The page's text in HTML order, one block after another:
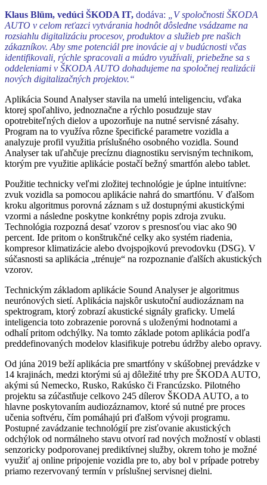
Klaus Blüm, vedúci ŠKODA IT, dodáva:
„V spoločnosti ŠKODA
AUTO v celom reťazci vytvárania hodnôt dôsledne vsádzame na
rozsiahlu digitalizáciu procesov, produktov a služieb pre našich
zákazníkov. Aby sme potenciál pre inovácie aj v budúcnosti včas
identifikovali, rýchle spracovali a múdro využívali, priebežne sa s
oddeleniami v ŠKODA AUTO dohadujeme na spoločnej realizácii
nových digitalizačných projektov.“
Aplikácia Sound Analyser stavila na umelú inteligenciu, vďaka
ktorej spoľahlivo, jednoznačne a rýchlo posudzuje stav
opotrebiteľných dielov a upozorňuje na nutné servisné zásahy.
Program na to využíva rôzne špecifické parametre vozidla a
analyzuje profil využitia príslušného osobného vozidla. Sound
Analyser tak uľahčuje precíznu diagnostiku servisným technikom,
ktorým pre využitie aplikácie postačí bežný smartfón alebo tablet.
Použitie technicky veľmi zložitej technológie je úplne intuitívne:
zvuk vozidla sa pomocou aplikácie nahrá do smartfónu. V ďalšom
kroku algoritmus porovná záznam s už dostupnými akustickými
vzormi a následne poskytne konkrétny popis zdroja zvuku.
Technológia rozpozná desať vzorov s presnosťou viac ako 90
percent. Ide pritom o konštrukčné celky ako systém riadenia,
kompresor klimatizácie alebo dvojspojkovú prevodovku (DSG). V
súčasnosti sa aplikácia „trénuje“ na rozpoznanie ďalších akustických
vzorov.
Technickým základom aplikácie Sound Analyser je algoritmus
neurónových sietí. Aplikácia najskôr uskutoční audiozáznam na
spektrogram, ktorý zobrazí akustické signály graficky. Umelá
inteligencia toto zobrazenie porovná s uloženými hodnotami a
odhalí pritom odchýlky. Na tomto základe potom aplikácia podľa
preddefinovaných modelov klasifikuje potrebu údržby alebo opravy.
Od júna 2019 beží aplikácia pre smartfóny v skúšobnej prevádzke v
14 krajinách, medzi ktorými sú aj dôležité trhy pre ŠKODA AUTO,
akými sú Nemecko, Rusko, Rakúsko či Francúzsko. Pilotného
projektu sa zúčastňuje celkovo 245 dílerov ŠKODA AUTO, a to
hlavne poskytovaním audiozáznamov, ktoré sú nutné pre proces
učenia softvéru, čím pomáhajú pri ďalšom vývoji programu.
Postupné zavádzanie technológií pre zisťovanie akustických
odchýlok od normálneho stavu otvorí rad nových možností v oblasti
senzoricky podporovanej prediktívnej služby, okrem toho je možné
využiť aj online pripojenie vozidla pre to, aby bol v prípade potreby
priamo rezervovaný termín v príslušnej servisnej dielni.